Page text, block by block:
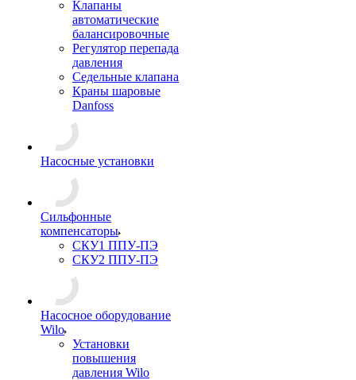
Клапаны
автоматические
балансировочные
Регулятор перепада
давления
Седельные клапана
Краны шаровые
Danfoss
Насосные установки
Сильфонные
компенсаторы
СКУ1 ППУ-ПЭ
СКУ2 ППУ-ПЭ
Насосное оборудование
Wilo
Установки
повышения
давления Wilo